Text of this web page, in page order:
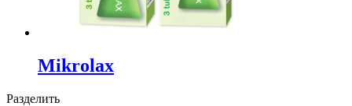
Mikrolax
Разделить